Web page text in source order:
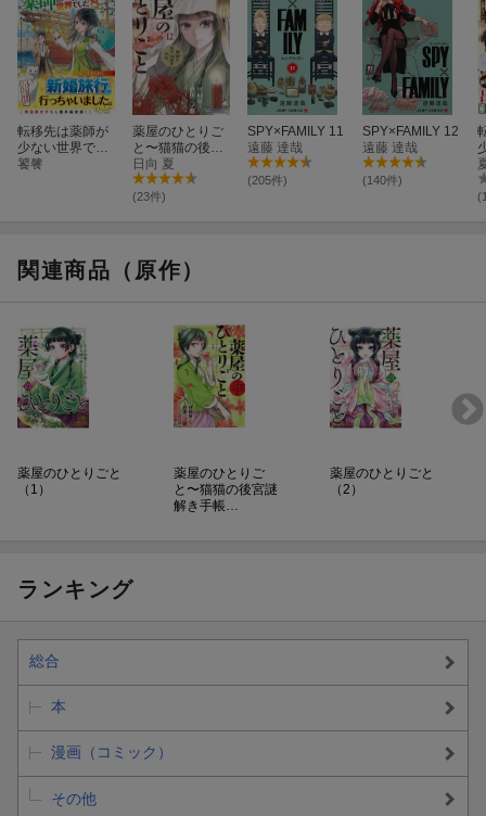
転移先は薬師が
少ない世界でし
た（8）
饕餮
薬屋のひとりご
と〜猫猫の後宮
謎解き手帳〜
（12）
日向 夏
(23件)
SPY×FAMILY 11
遠藤 達哉
(205件)
SPY×FAMILY 12
遠藤 達哉
(140件)
関連商品（原作）
薬屋のひとりごと
（1）
薬屋のひとりご
と〜猫猫の後宮謎
解き手帳…
薬屋のひとりごと
（2）
ランキング
総合
本
漫画（コミック）
その他